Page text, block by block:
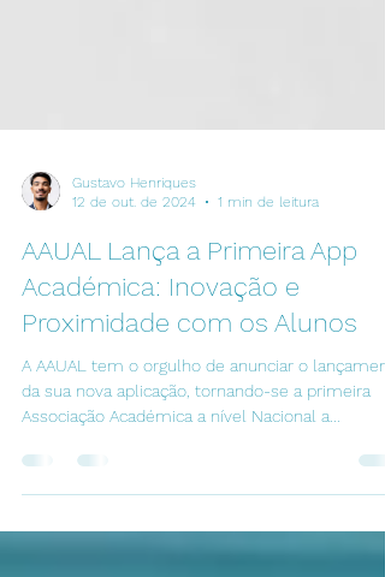
12 de out. de 2024
1 min de leitura
AAUAL Lança a Primeira App
Académica: Inovação e
Proximidade com os Alunos
A AAUAL tem o orgulho de anunciar o
Associação Académica a nível Nacional a...